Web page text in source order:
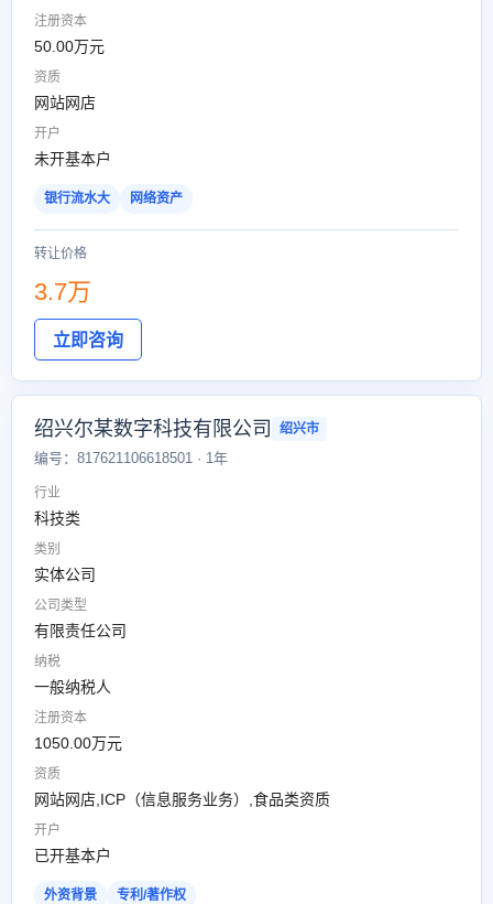
注册资本
50.00万元
资质
网站网店
开户
未开基本户
银行流水大 网络资产
转让价格
3.7万
立即咨询
绍兴尔某数字科技有限公司 绍兴市
编号：817621106618501 · 1年
行业
科技类
类别
实体公司
公司类型
有限责任公司
纳税
一般纳税人
注册资本
1050.00万元
资质
网站网店,ICP（信息服务业务）,食品类资质
开户
已开基本户
外资背景 专利/著作权